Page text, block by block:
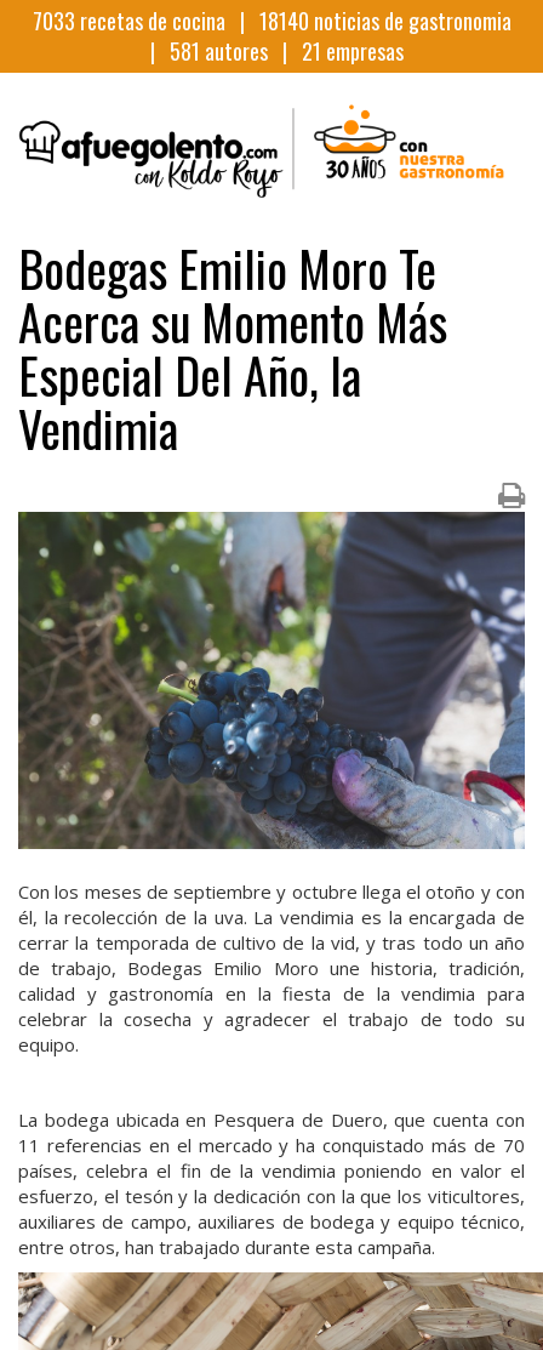
7033 recetas de cocina | 18140 noticias de gastronomia
| 581 autores | 21 empresas
Bodegas Emilio Moro Te
Acerca su Momento Más
Especial Del Año, la
Vendimia
Con los meses de septiembre y octubre llega el otoño y con
él, la recolección de la uva. La vendimia es la encargada de
cerrar la temporada de cultivo de la vid, y tras todo un año
de trabajo, Bodegas Emilio Moro une historia, tradición,
calidad y gastronomía en la fiesta de la vendimia para
celebrar la cosecha y agradecer el trabajo de todo su
equipo.
La bodega ubicada en Pesquera de Duero, que cuenta con
11 referencias en el mercado y ha conquistado más de 70
países, celebra el fin de la vendimia poniendo en valor el
esfuerzo, el tesón y la dedicación con la que los viticultores,
auxiliares de campo, auxiliares de bodega y equipo técnico,
entre otros, han trabajado durante esta campaña.